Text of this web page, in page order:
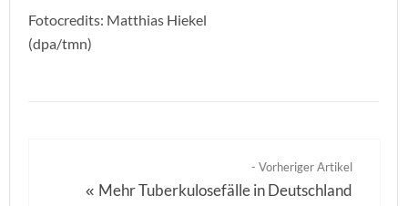
Fotocredits: Matthias Hiekel
(dpa/tmn)
- Vorheriger Artikel
« Mehr Tuberkulosefälle in Deutschland